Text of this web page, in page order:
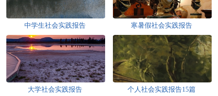
中学生社会实践报告 寒暑假社会实践报告
大学社会实践报告 个人社会实践报告15篇